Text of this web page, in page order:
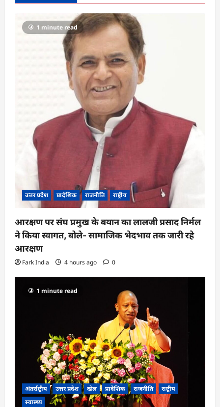
1 minute read
उत्तर प्रदेश प्रादेशिक राजनीति राष्ट्रीय
आरक्षण पर संघ प्रमुख के बयान का लालजी प्रसाद निर्मल
ने किया स्वागत, बोले- सामाजिक भेदभाव तक जारी रहे
आरक्षण
Fark India 4 hours ago 0
1 minute read
अंतर्राष्ट्रीय उत्तर प्रदेश खेल प्रादेशिक राजनीति
राष्ट्रीय
स्वास्थ्य